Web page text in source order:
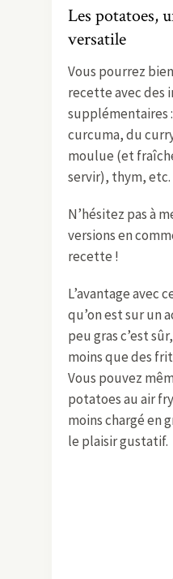
Les potatoes,
versatile
Vous pourrez
recette avec des
supplémentaires
curcuma, du
moulue (et
servir), thym, etc.
N’hésitez pas à
versions en
recette !
L’avantage avec
qu’on est sur un
peu gras c’est
moins que des
Vous pouvez
potatoes au air
moins chargé en
le plaisir gustatif.